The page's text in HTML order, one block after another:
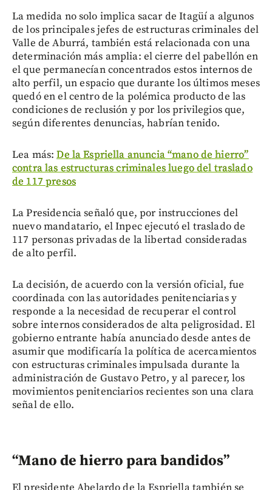
La medida no solo implica sacar de Itagüí a algunos
de los principales jefes de estructuras criminales del
Valle de Aburrá, también está relacionada con una
determinación más amplia: el cierre del pabellón en
el que permanecían concentrados estos internos de
alto perfil, un espacio que durante los últimos meses
quedó en el centro de la polémica producto de las
condiciones de reclusión y por los privilegios que,
según diferentes denuncias, habrían tenido.
Lea más:De la Espriella anuncia “mano de hierro”
contra las estructuras criminales luego del traslado
de 117 presos
La Presidencia señaló que, por instrucciones del
nuevo mandatario, el Inpec ejecutó el traslado de
117 personas privadas de la libertad consideradas
de alto perfil.
La decisión, de acuerdo con la versión oficial, fue
coordinada con las autoridades penitenciarias y
responde a la necesidad de recuperar el control
sobre internos considerados de alta peligrosidad. El
gobierno entrante había anunciado desde antes de
asumir que modificaría la política de acercamientos
con estructuras criminales impulsada durante la
administración de Gustavo Petro, y al parecer, los
movimientos penitenciarios recientes son una clara
señal de ello.
“Mano de hierro para bandidos”